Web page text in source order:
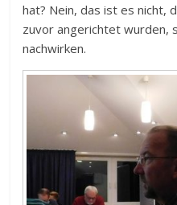
hat? Nein, das ist es nicht,
zuvor angerichtet wurden,
nachwirken.